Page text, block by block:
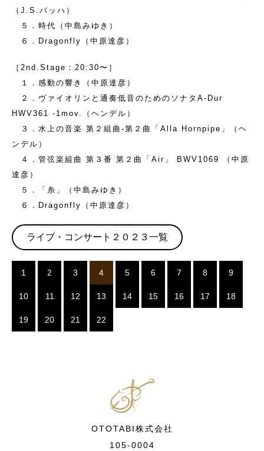
（J.S.バッハ）
５．時代（中島みゆき）
６．Dragonfly（中原達彦）
［2nd.Stage：20:30〜］
１．感動の響き（中原達彦）
２．ヴァイオリンと通奏低音のためのソナタA-Dur
HWV361 -1mov.（ヘンデル）
３．水上の音楽 第２組曲-第２曲「Alla Hornpipe」（ヘ
ンデル）
４．管弦楽組曲 第３番 第２曲「Air」 BWV1069 （中原
達彦）
５．「糸」（中島みゆき）
６．Dragonfly（中原達彦）
ライブ・コンサート２０２３一覧
1 2 3 4 5 6 7 8 9
10 11 12 13 14 15 16 17 18
19 20 21 22
OTOTABI株式会社
105-0004